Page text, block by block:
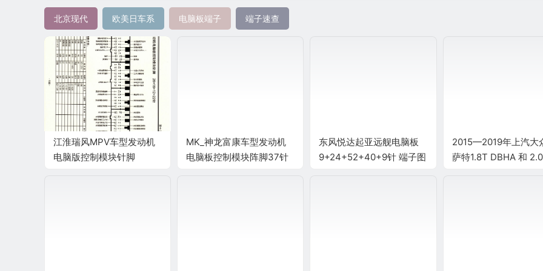
北京现代 欧美日车系 电脑板端子 端子速查
江淮瑞风MPV车型发动机
电脑版控制模块针脚
MK_神龙富康车型发动机
电脑板控制模块阵脚37针
东风悦达起亚远舰电脑板
9+24+52+40+9针 端子图
2015—2019年上汽大
萨特1.8T DBHA 和